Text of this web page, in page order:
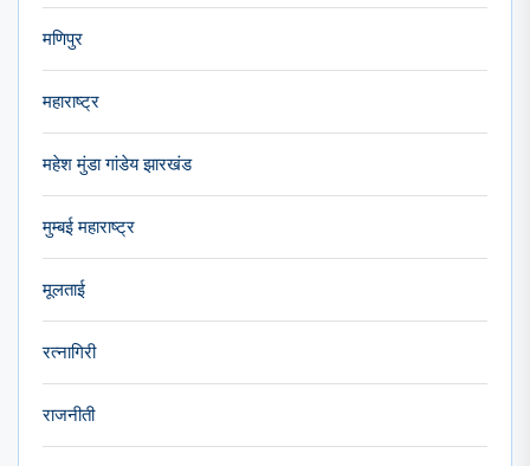
मणिपुर
महाराष्ट्र
महेश मुंडा गांडेय झारखंड
मुम्बई महाराष्ट्र
मूलताई
रत्नागिरी
राजनीती